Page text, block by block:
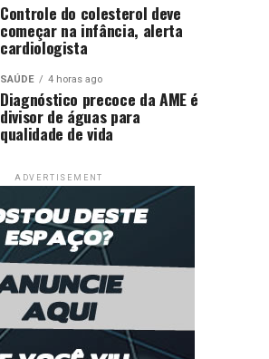
Controle do colesterol deve
começar na infância, alerta
cardiologista
SAÚDE 4 horas ago
Diagnóstico precoce da AME é
divisor de águas para
qualidade de vida
ADVERTISEMENT